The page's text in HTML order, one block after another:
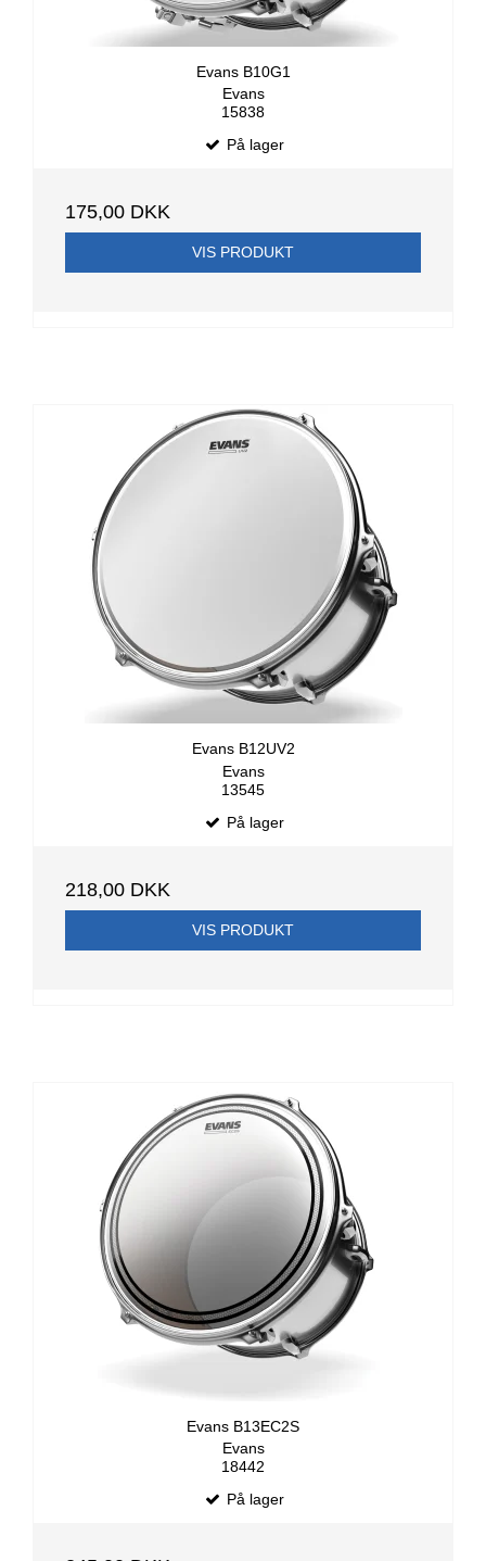
Evans B10G1
Evans
15838
På lager
175,00 DKK
VIS PRODUKT
Evans B12UV2
Evans
13545
På lager
218,00 DKK
VIS PRODUKT
Evans B13EC2S
Evans
18442
På lager